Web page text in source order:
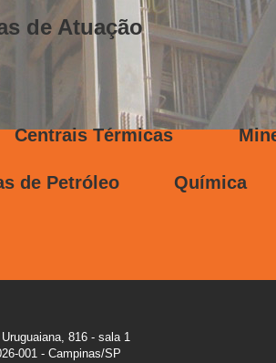
de Atuação
Térmicas
de Petróleo
Uruguaiana, 816 - sala 1
001 - Campinas/SP